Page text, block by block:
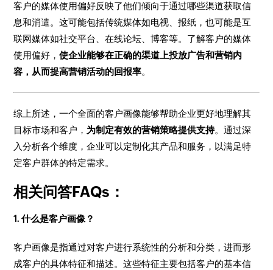
客户的媒体使用偏好反映了他们倾向于通过哪些渠道获取信
息和消遣。这可能包括传统媒体如电视、报纸，也可能是互
联网媒体如社交平台、在线论坛、博客等。了解客户的媒体
使用偏好，使企业能够在正确的渠道上投放广告和营销内
容，从而提高营销活动的回报率。
综上所述，一个全面的客户画像能够帮助企业更好地理解其
目标市场和客户， 为制定有效的营销策略提供支持。通过深
入分析各个维度，企业可以定制化其产品和服务，以满足特
定客户群体的特定需求。
相关问答FAQs：
1. 什么是客户画像？
客户画像是指通过对客户进行系统性的分析和分类，进而形
成客户的具体特征和描述。这些特征主要包括客户的基本信